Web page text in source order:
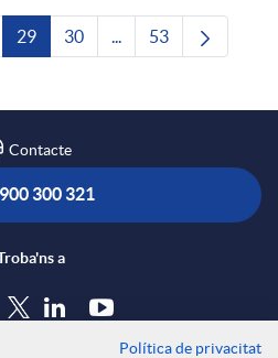
Utilitzeu TAB per
Pàgina
29 Pàgina
30 ...Pàgines intermèdies
Pàgina
53
Contacte
900 300 321
a
Política de privacitat